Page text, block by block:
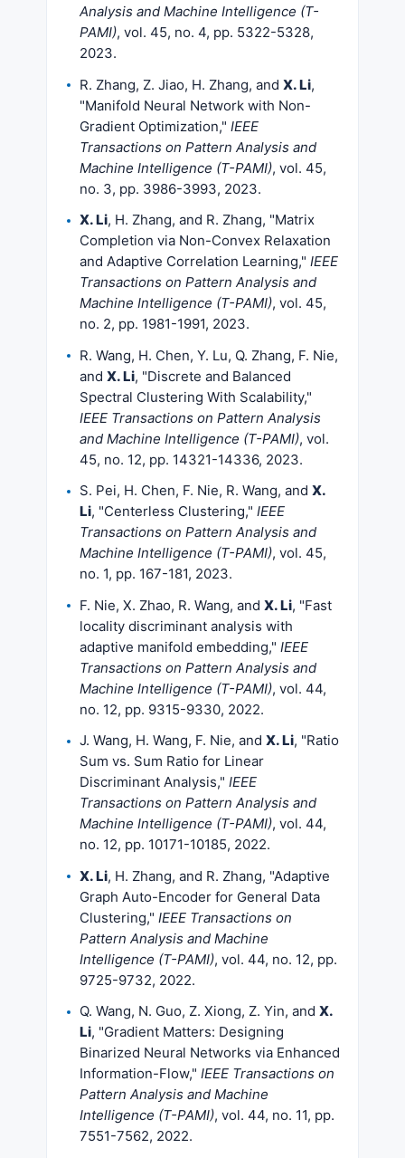
Analysis and Machine Intelligence (T-
PAMI), vol. 45, no. 4, pp. 5322-5328,
2023.
R. Zhang, Z. Jiao, H. Zhang, and X. Li,
"Manifold Neural Network with Non-
Gradient Optimization," IEEE
Transactions on Pattern Analysis and
Machine Intelligence (T-PAMI), vol. 45,
no. 3, pp. 3986-3993, 2023.
X. Li, H. Zhang, and R. Zhang, "Matrix
Completion via Non-Convex Relaxation
and Adaptive Correlation Learning," IEEE
Transactions on Pattern Analysis and
Machine Intelligence (T-PAMI), vol. 45,
no. 2, pp. 1981-1991, 2023.
R. Wang, H. Chen, Y. Lu, Q. Zhang, F. Nie,
and X. Li, "Discrete and Balanced
Spectral Clustering With Scalability,"
IEEE Transactions on Pattern Analysis
and Machine Intelligence (T-PAMI), vol.
45, no. 12, pp. 14321-14336, 2023.
S. Pei, H. Chen, F. Nie, R. Wang, and X.
Li, "Centerless Clustering," IEEE
Transactions on Pattern Analysis and
Machine Intelligence (T-PAMI), vol. 45,
no. 1, pp. 167-181, 2023.
F. Nie, X. Zhao, R. Wang, and X. Li, "Fast
locality discriminant analysis with
adaptive manifold embedding," IEEE
Transactions on Pattern Analysis and
Machine Intelligence (T-PAMI), vol. 44,
no. 12, pp. 9315-9330, 2022.
J. Wang, H. Wang, F. Nie, and X. Li, "Ratio
Sum vs. Sum Ratio for Linear
Discriminant Analysis," IEEE
Transactions on Pattern Analysis and
Machine Intelligence (T-PAMI), vol. 44,
no. 12, pp. 10171-10185, 2022.
X. Li, H. Zhang, and R. Zhang, "Adaptive
Graph Auto-Encoder for General Data
Clustering," IEEE Transactions on
Pattern Analysis and Machine
Intelligence (T-PAMI), vol. 44, no. 12, pp.
9725-9732, 2022.
Q. Wang, N. Guo, Z. Xiong, Z. Yin, and X.
Li, "Gradient Matters: Designing
Binarized Neural Networks via Enhanced
Information-Flow," IEEE Transactions on
Pattern Analysis and Machine
Intelligence (T-PAMI), vol. 44, no. 11, pp.
7551-7562, 2022.